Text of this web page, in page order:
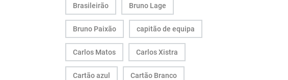
Brasileirão Bruno Lage
Bruno Paixão capitão de equipa
Carlos Matos Carlos Xistra
Cartão azul Cartão Branco